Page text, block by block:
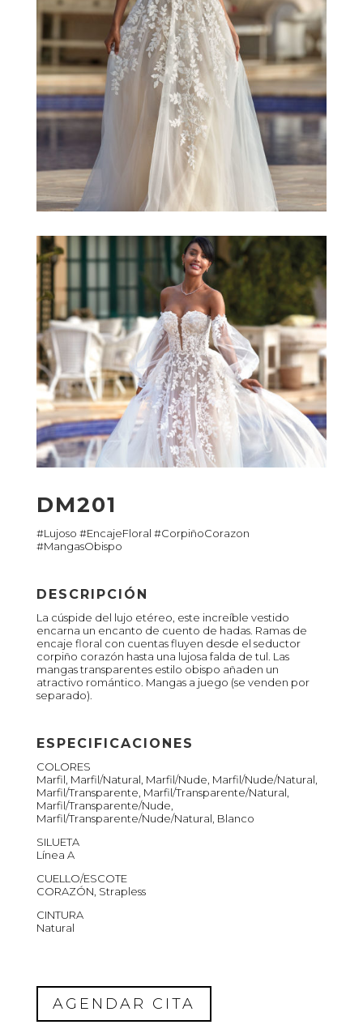
DM201
#Lujoso #EncajeFloral #CorpiñoCorazon
#MangasObispo
DESCRIPCIÓN
La cúspide del lujo etéreo, este increíble vestido
encarna un encanto de cuento de hadas. Ramas de
encaje floral con cuentas fluyen desde el seductor
corpiño corazón hasta una lujosa falda de tul. Las
mangas transparentes estilo obispo añaden un
atractivo romántico. Mangas a juego (se venden por
separado).
ESPECIFICACIONES
COLORES
Marfil, Marfil/Natural, Marfil/Nude, Marfil/Nude/Natural,
Marfil/Transparente, Marfil/Transparente/Natural,
Marfil/Transparente/Nude,
Marfil/Transparente/Nude/Natural, Blanco
SILUETA
Línea A
CUELLO/ESCOTE
CORAZÓN, Strapless
CINTURA
Natural
AGENDAR CITA